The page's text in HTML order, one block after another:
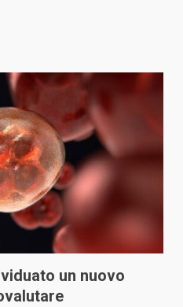
un nuovo